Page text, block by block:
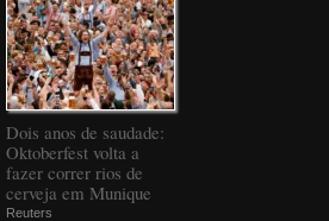
Dois anos de saudade:
Oktoberfest volta a
fazer correr rios de
cerveja em Munique
Reuters